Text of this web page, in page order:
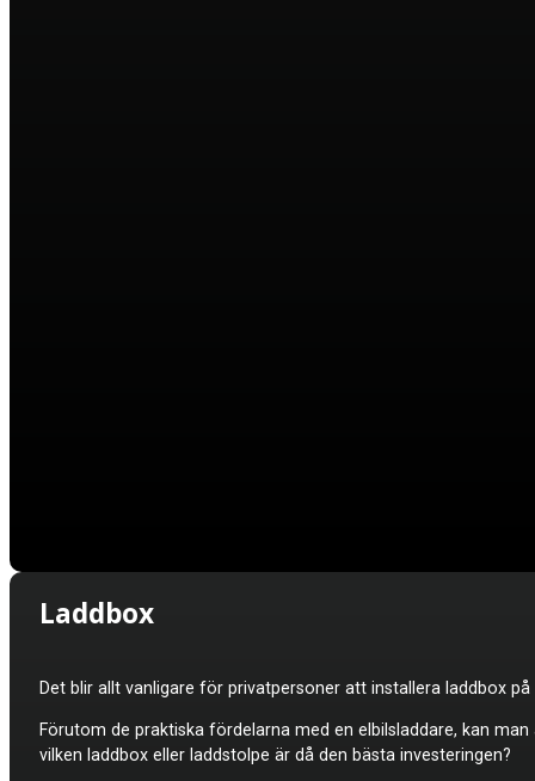
Laddbox
Det blir allt vanligare för privatpersoner att installera laddbox
Förutom de praktiska fördelarna med en elbilsladdare, kan
vilken laddbox eller laddstolpe är då den bästa investeringen?